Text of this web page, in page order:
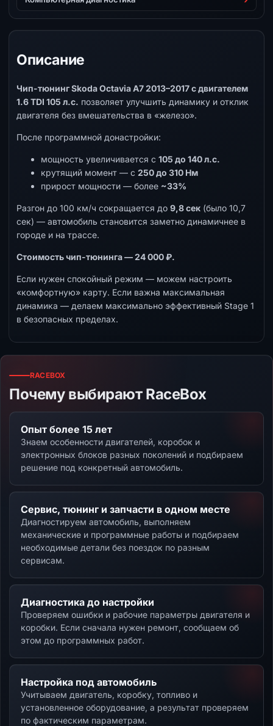
Описание
Чип-тюнинг Skoda Octavia A7 2013–2017 с двигателем
1.6 TDI 105 л.с. позволяет улучшить динамику и отклик
двигателя без вмешательства в «железо».
После программной донастройки:
мощность увеличивается с 105 до 140 л.с.
крутящий момент — с 250 до 310 Нм
прирост мощности — более ~33%
Разгон до 100 км/ч сокращается до 9,8 сек (было 10,7
сек) — автомобиль становится заметно динамичнее в
городе и на трассе.
Стоимость чип-тюнинга — 24 000 ₽.
Если нужен спокойный режим — можем настроить
«комфортную» карту. Если важна максимальная
динамика — делаем максимально эффективный Stage 1
в безопасных пределах.
RACEBOX
Почему выбирают RaceBox
Опыт более 15 лет
Знаем особенности двигателей, коробок и
электронных блоков разных поколений и подбираем
решение под конкретный автомобиль.
Сервис, тюнинг и запчасти в одном месте
Диагностируем автомобиль, выполняем
механические и программные работы и подбираем
необходимые детали без поездок по разным
сервисам.
Диагностика до настройки
Проверяем ошибки и рабочие параметры двигателя и
коробки. Если сначала нужен ремонт, сообщаем об
этом до программных работ.
Настройка под автомобиль
Учитываем двигатель, коробку, топливо и
установленное оборудование, а результат проверяем
по фактическим параметрам.